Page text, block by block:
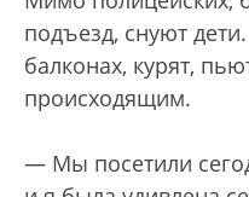
подъезд, снуют
балконах, курят,
происходящим.
— Мы посетили